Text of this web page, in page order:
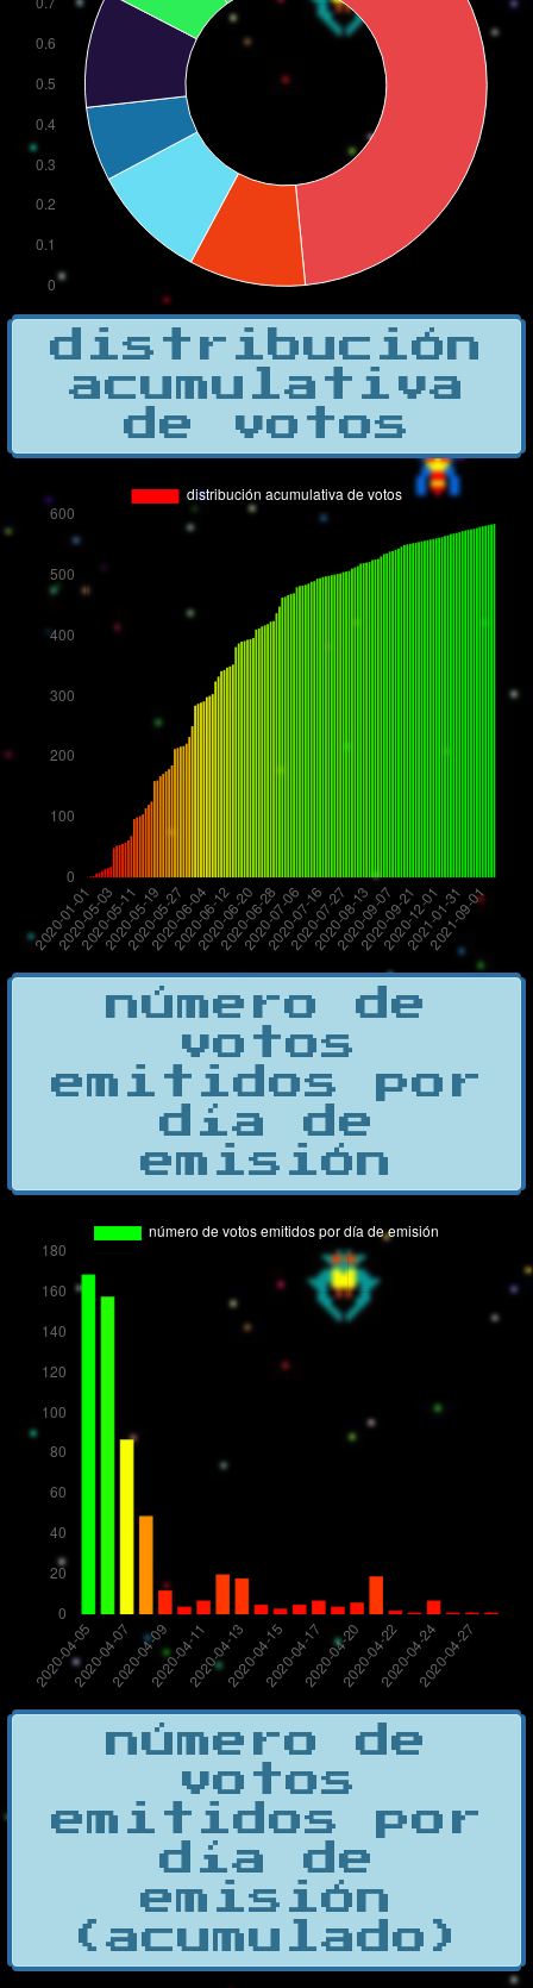
distribución
acumulativa
de votos
número de
votos
emitidos por
día de
emisión
número de
votos
emitidos por
día de
emisión
(acumulado)